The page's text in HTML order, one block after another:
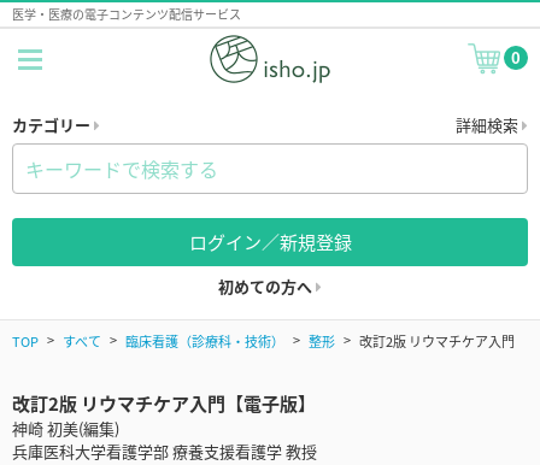
医学・医療の電子コンテンツ配信サービス
0
カテゴリー 詳細検索
ログイン／新規登録
初めての方へ
TOP すべて 臨床看護（診療科・技術） 整形 改訂2版 リウマチケア入門
改訂2版 リウマチケア入門【電子版】
神崎 初美(編集)
兵庫医科大学看護学部 療養支援看護学 教授